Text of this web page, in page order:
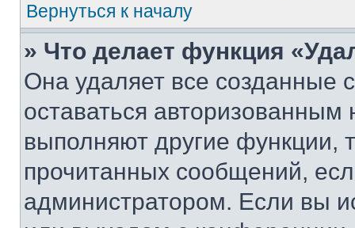
Вернуться к началу
» Что делает функция
Она удаляет все созданные
оставаться
выполняют другие функции,
прочитанных сообщений,
администратором. Если вы